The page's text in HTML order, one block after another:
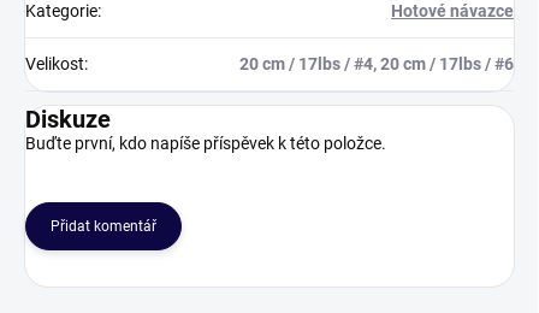
Kategorie: Hotové návazce
Velikost: 20 cm / 17lbs / #4, 20 cm / 17lbs / #6
Diskuze
Buďte první, kdo napíše příspěvek k této položce.
Přidat komentář